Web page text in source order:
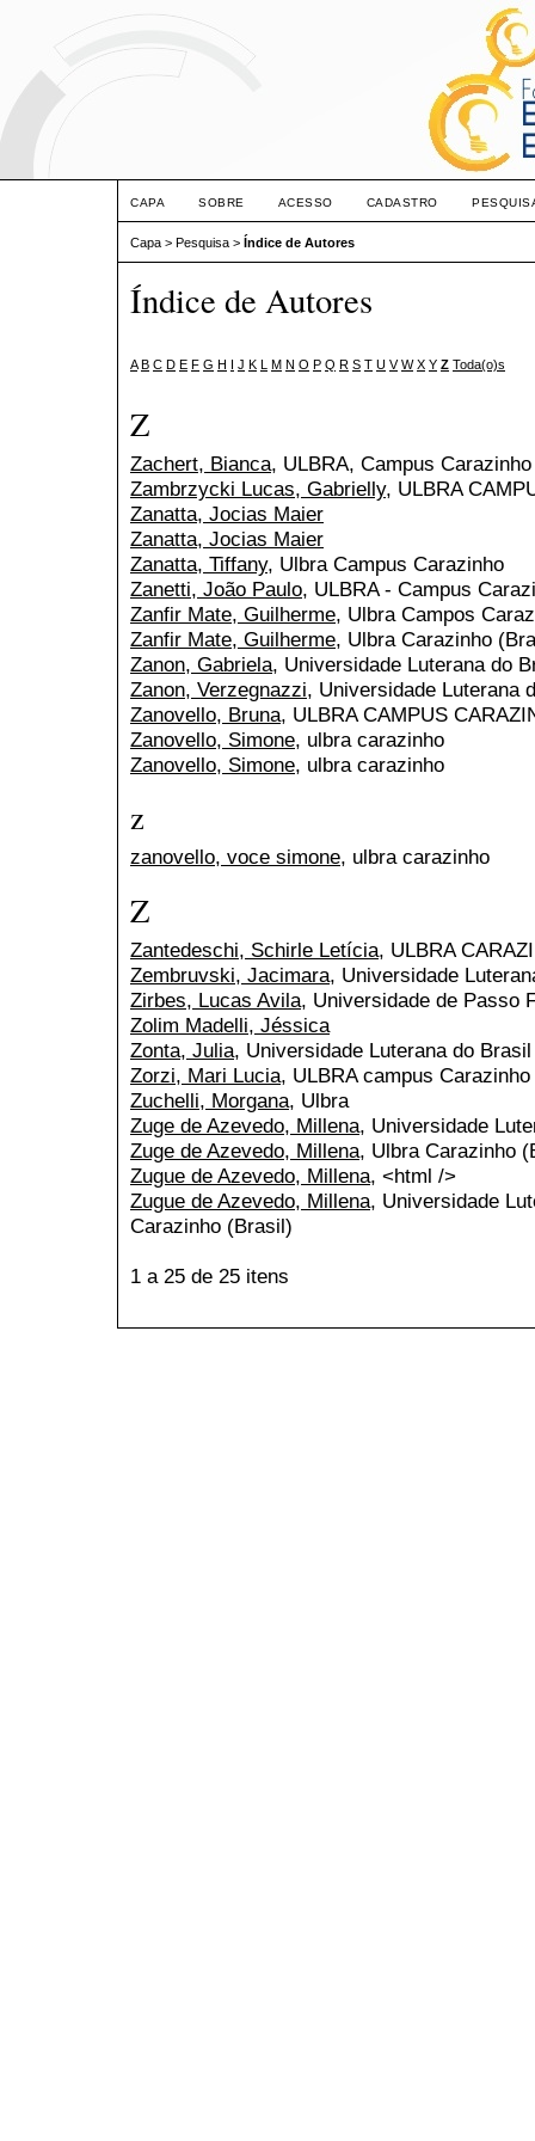
CAPA SOBRE ACESSO CADASTRO
Capa > Pesquisa > Índice de Autores
Índice de Autores
A B C D E F G H I J K L M N O P Q R S T U V W X Y Z Toda(o)s
Z
Zachert, Bianca, ULBRA, Campus Carazinho
Zambrzycki Lucas, Gabrielly, ULBRA
Zanatta, Jocias Maier
Zanatta, Jocias Maier
Zanatta, Tiffany, Ulbra Campus Carazinho
Zanetti, João Paulo, ULBRA - Campus
Zanfir Mate, Guilherme, Ulbra Campos
Zanfir Mate, Guilherme, Ulbra Carazinho
Zanon, Gabriela, Universidade Luterana do
Zanon, Verzegnazzi, Universidade Luterana
Zanovello, Bruna, ULBRA CAMPUS
Zanovello, Simone, ulbra carazinho
Zanovello, Simone, ulbra carazinho
z
zanovello, voce simone, ulbra carazinho
Z
Zantedeschi, Schirle Letícia, ULBRA
Zembruvski, Jacimara, Universidade
Zirbes, Lucas Avila, Universidade de Passo
Zolim Madelli, Jéssica
Zonta, Julia, Universidade Luterana do
Zorzi, Mari Lucia, ULBRA campus Carazinho
Zuchelli, Morgana, Ulbra
Zuge de Azevedo, Millena, Universidade
Zuge de Azevedo, Millena, Ulbra Carazinho
Zugue de Azevedo, Millena, <html />
Zugue de Azevedo, Millena, Universidade
Carazinho (Brasil)
1 a 25 de 25 itens